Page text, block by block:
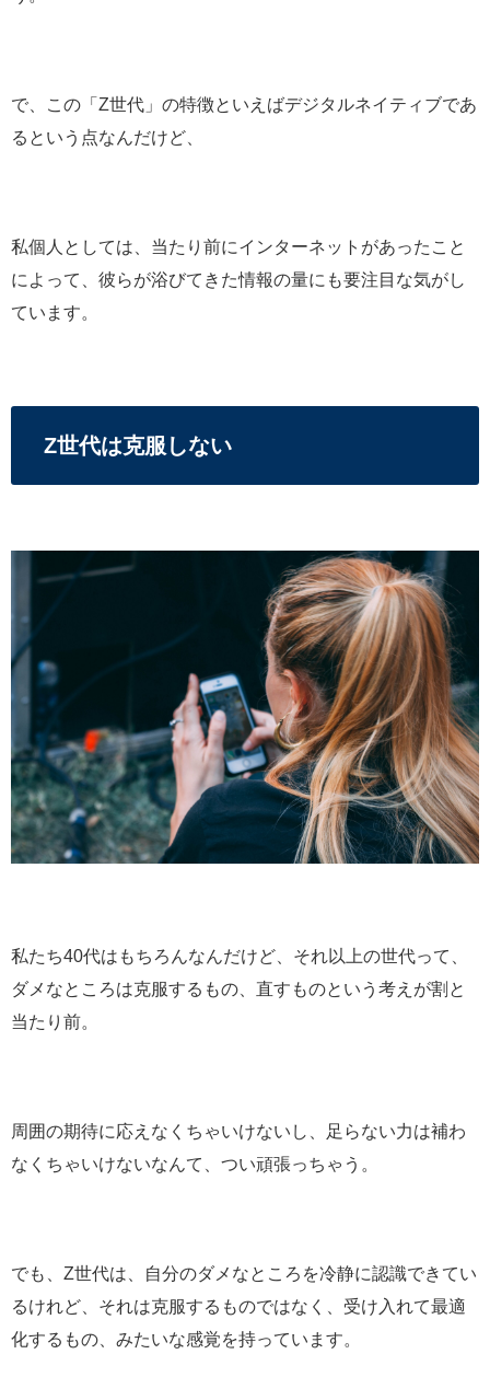
で、この「Z世代」の特徴といえばデジタルネイティブであ
るという点なんだけど、
私個人としては、当たり前にインターネットがあったこと
によって、彼らが浴びてきた情報の量にも要注目な気がし
ています。
Z世代は克服しない
私たち40代はもちろんなんだけど、それ以上の世代って、
ダメなところは克服するもの、直すものという考えが割と
当たり前。
周囲の期待に応えなくちゃいけないし、足らない力は補わ
なくちゃいけないなんて、つい頑張っちゃう。
でも、Z世代は、自分のダメなところを冷静に認識できてい
るけれど、それは克服するものではなく、受け入れて最適
化するもの、みたいな感覚を持っています。